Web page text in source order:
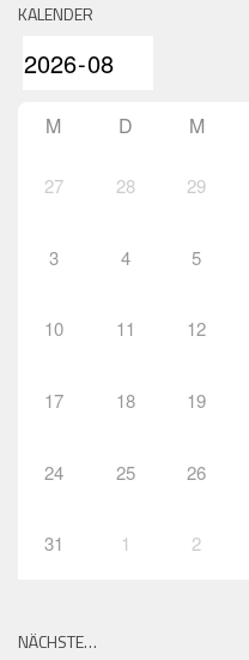
KALENDER
M D M
27 28 29
3 4 5
10 11 12
17 18 19
24 25 26
31 1 2
NÄCHSTE…